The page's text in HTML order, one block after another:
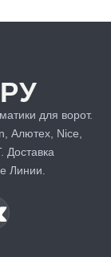
РУ
для ворот.
Алютех, Nice,
Доставка
Линии.